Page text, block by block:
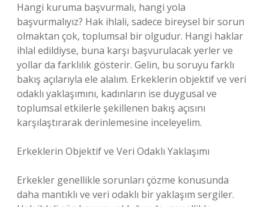
Hangi kuruma başvurmalı, hangi yola
başvurmalıyız? Hak ihlali, sadece bireysel bir sorun
olmaktan çok, toplumsal bir olgudur. Hangi haklar
ihlal edildiyse, buna karşı başvurulacak yerler ve
yollar da farklılık gösterir. Gelin, bu soruyu farklı
bakış açılarıyla ele alalım. Erkeklerin objektif ve veri
odaklı yaklaşımını, kadınların ise duygusal ve
toplumsal etkilerle şekillenen bakış açısını
karşılaştırarak derinlemesine inceleyelim.
Erkeklerin Objektif ve Veri Odaklı Yaklaşımı
Erkekler genellikle sorunları çözme konusunda
daha mantıklı ve veri odaklı bir yaklaşım sergiler.